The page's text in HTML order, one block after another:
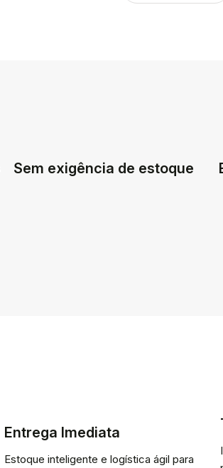
Sem exigência de estoque
Entrega Imediata
Estoque inteligente e logística ágil para